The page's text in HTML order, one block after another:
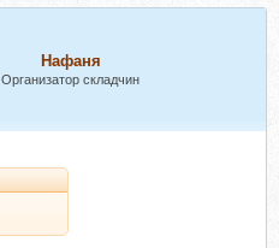
Нафаня
Организатор складчин